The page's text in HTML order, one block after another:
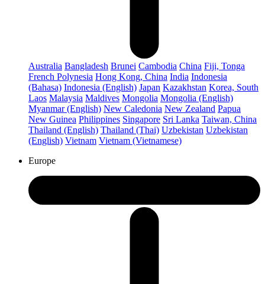
Australia Bangladesh Brunei Cambodia China Fiji, Tonga
French Polynesia Hong Kong, China India Indonesia
(Bahasa) Indonesia (English) Japan Kazakhstan Korea, South
Laos Malaysia Maldives Mongolia Mongolia (English)
Myanmar (English) New Caledonia New Zealand Papua
New Guinea Philippines Singapore Sri Lanka Taiwan, China
Thailand (English) Thailand (Thai) Uzbekistan Uzbekistan
(English) Vietnam Vietnam (Vietnamese)
Europe